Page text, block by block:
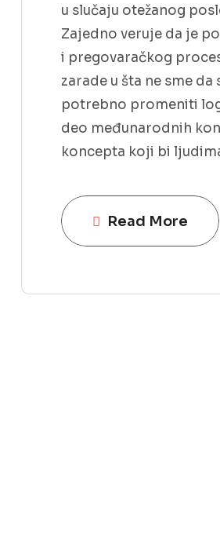
u slučaju otežanog
Zajedno veruje da je
i pregovaračkog
zarade u šta ne sme
potrebno promeniti
deo međunarodnih
koncepta koji bi
Read More